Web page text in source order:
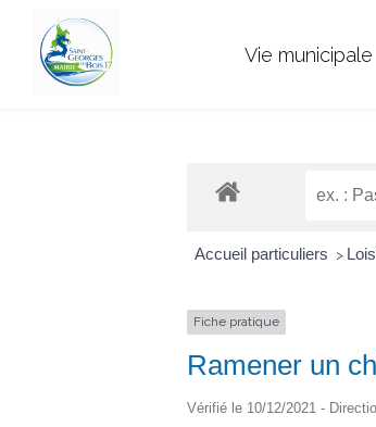
Vie municipale
Accueil particuliers >
Fiche pratique
Ramener un
Vérifié le 10/12/2021 -